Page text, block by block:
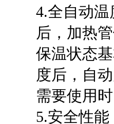
4.全自动
后，加热
保温状态
度后，自
需要使用
5.安全性